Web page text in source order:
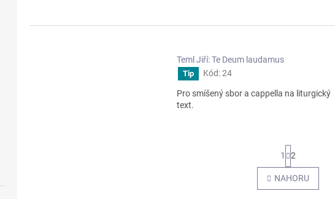
Teml Jiří: Te Deum laudamus
Tip Kód:24
Pro smíšený sbor a cappella na liturgický
text.
O
v
S
t
r
á
n
1 2
NAHORU